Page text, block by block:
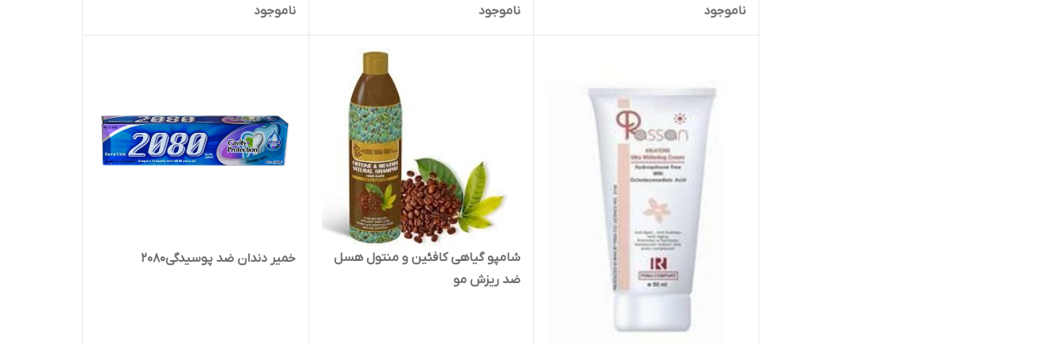
ناموجود
ناموجود
ناموجود
شامپو گیاهی کافئین و منتول هسل
ضد ریزش مو
خمیر دندان ضد پوسیدگی2080